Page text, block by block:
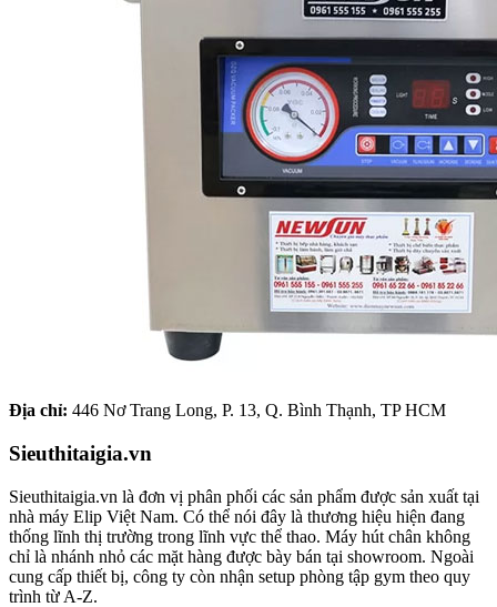
Địa chỉ: 446 Nơ Trang Long, P. 13, Q. Bình Thạnh, TP HCM
Sieuthitaigia.vn
Sieuthitaigia.vn là đơn vị phân phối các sản phẩm được sản xuất tại
nhà máy Elip Việt Nam. Có thể nói đây là thương hiệu hiện đang
thống lĩnh thị trường trong lĩnh vực thể thao. Máy hút chân không
chỉ là nhánh nhỏ các mặt hàng được bày bán tại showroom. Ngoài
cung cấp thiết bị, công ty còn nhận setup phòng tập gym theo quy
trình từ A-Z.